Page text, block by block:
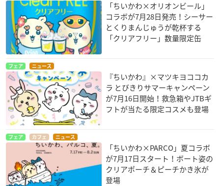
「ちいかわ×オリオンビール」
コラボが7月28日発売！シーサー
とくりまんじゅうが乾杯する
「クリアフリー」数量限定缶
フェア ニュース
『ちいかわ』×マツキヨココカ
ラ とびきりサマーキャンペーン
が7月16日開始！救急箱やJTBギ
フトが当たる限定コスメも登場
フェア カフェ ニュース
「ちいかわ×PARCO」夏コラボ
が7月17日スタート！ボート姿の
クリアポーチ＆ピーチかき氷が
登場